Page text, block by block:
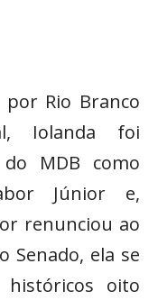
por Rio Branco
Iolanda foi
MDB como
Júnior e,
renunciou ao
Senado, ela se
oito